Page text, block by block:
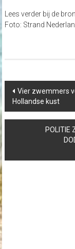
Lees verder bij de
Foto: Strand
navigation
Vier zwemmers
Hollandse kust
POLITIE